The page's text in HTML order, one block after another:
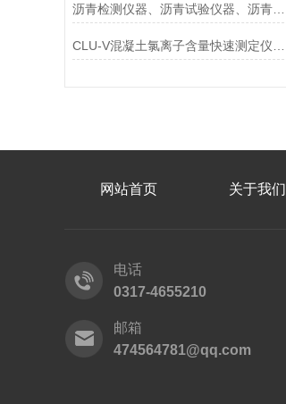
沥青检测仪器、沥青试验仪器、沥青混合料仪器、沥青集料试验仪器
网站首页 关于我们
电话
0317-4655210
邮箱
474564781@qq.com